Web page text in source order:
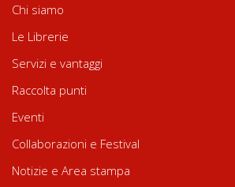
Chi siamo
Le Librerie
Servizi e vantaggi
Raccolta punti
Eventi
Collaborazioni e Festival
Notizie e Area stampa